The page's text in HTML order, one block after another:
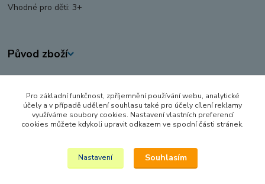
Vhodné pro děti: 3+
Původ zboží
Zboží zařazeno v kategoriích
FIGURKY A ZVÍŘÁTKA
SCHLEICH
Pro základní funkčnost, zpříjemnění používání webu, analytické
účely a v případě udělení souhlasu také pro účely cílení reklamy
využíváme soubory cookies. Nastavení vlastních preferencí
cookies můžete kdykoli upravit odkazem ve spodní části stránek.
Nastavení Souhlasím